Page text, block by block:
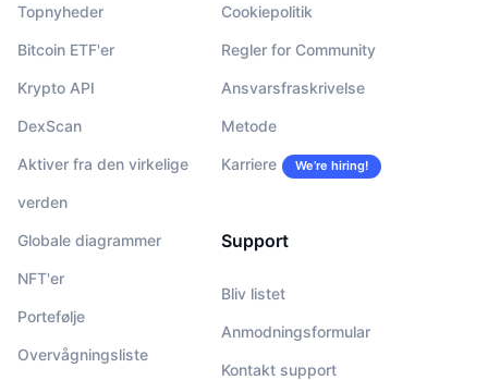
Topnyheder
Bitcoin ETF'er
Krypto API
DexScan
Aktiver fra den virkelige
verden
Globale diagrammer
NFT'er
Portefølje
Overvågningsliste
Cookiepolitik
Regler for Community
Ansvarsfraskrivelse
Metode
Karriere We’re hiring!
Support
Bliv listet
Anmodningsformular
Kontakt support